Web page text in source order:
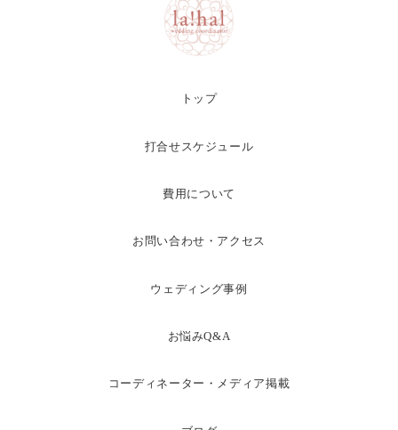
トップ
打合せスケジュール
費用について
お問い合わせ・アクセス
ウェディング事例
お悩みQ&A
コーディネーター・メディア掲載